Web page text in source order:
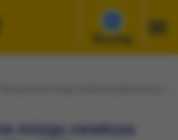
Słuchaj
mózgu zwieksza